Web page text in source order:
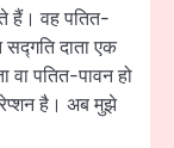
हैं। वह पतित-
सद्गति दाता एक
वा पतित-पावन हो
है। अब मुझे